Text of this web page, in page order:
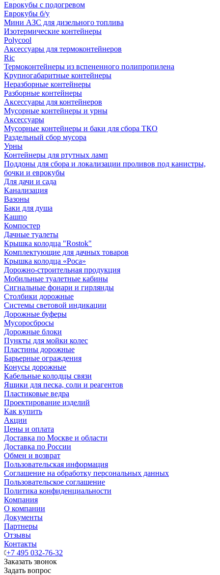
Еврокубы с подогревом
Еврокубы б/у
Мини АЗС для дизельного топлива
Изотермические контейнеры
Polycool
Аксессуары для термоконтейнеров
Ric
Термоконтейнеры из вспененного полипропилена
Крупногабаритные контейнеры
Неразборные контейнеры
Разборные контейнеры
Аксессуары для контейнеров
Мусорные контейнеры и урны
Аксессуары
Мусорные контейнеры и баки для сбора ТКО
Раздельный сбор мусора
Урны
Контейнеры для ртутных ламп
Поддоны для сбора и локализации проливов под канистры,
бочки и еврокубы
Для дачи и сада
Канализация
Вазоны
Баки для душа
Кашпо
Компостер
Дачные туалеты
Крышка колодца "Rostok"
Комплектующие для дачных товаров
Крышка колодца «Роса»
Дорожно-строительная продукция
Мобильные туалетные кабины
Сигнальные фонари и гирлянды
Столбики дорожные
Системы световой индикации
Дорожные буферы
Мусоросбросы
Дорожные блоки
Пункты для мойки колес
Пластины дорожные
Барьерные ограждения
Конусы дорожные
Кабельные колодцы связи
Ящики для песка, соли и реагентов
Пластиковые ведра
Проектирование изделий
Как купить
Акции
Цены и оплата
Доставка по Москве и области
Доставка по России
Обмен и возврат
Пользовательская информация
Соглашение на обработку персональных данных
Пользовательское соглашение
Политика конфиденциальности
Компания
О компании
Документы
Партнеры
Отзывы
Контакты
+7 495 032-76-32
Заказать звонок
Задать вопрос